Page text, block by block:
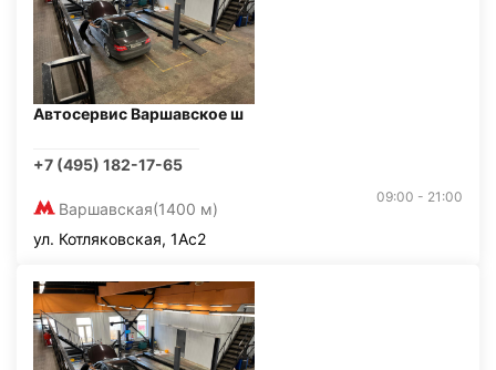
Автосервис Варшавское ш
+7 (495) 182-17-65
Варшавская(1400 м)
09:00 - 21:00
ул. Котляковская, 1Ас2